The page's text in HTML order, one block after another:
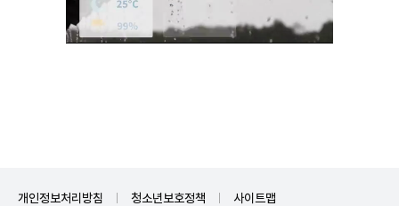
개인정보처리방침 청소년보호정책 사이트맵